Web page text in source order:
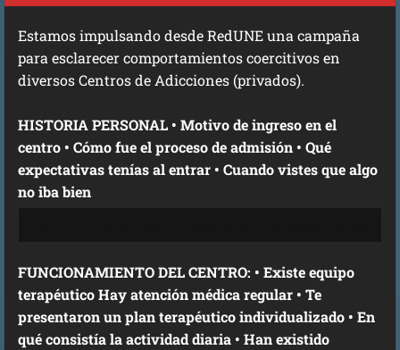
Estamos impulsando desde RedUNE una campaña
para esclarecer comportamientos coercitivos en
diversos Centros de Adicciones (privados).
HISTORIA PERSONAL • Motivo de ingreso en el
centro • Cómo fue el proceso de admisión • Qué
expectativas tenías al entrar • Cuando vistes que algo
no iba bien
FUNCIONAMIENTO DEL CENTRO: • Existe equipo
terapéutico Hay atención médica regular • Te
presentaron un plan terapéutico individualizado • En
qué consistía la actividad diaria • Han existido